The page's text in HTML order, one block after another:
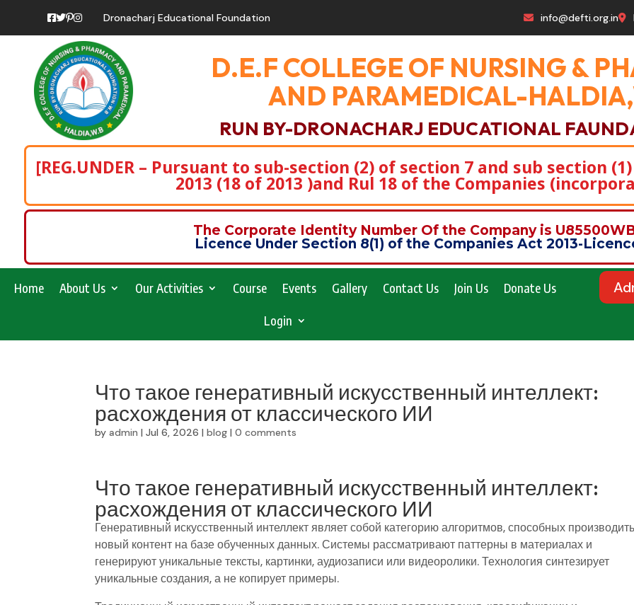
Dronacharj Educational Foundation info@defti.org.in
D.E.F COLLEGE OF NURSING &
AND PARAMEDICAL-
RUN BY-DRONACHARJ EDUCATIONAL
[REG.UNDER – Pursuant to sub-section (2) of section 7 and sub section
2013 (18 of 2013 )and Rul 18 of the Companies
The Corporate Identity Number Of the Company is
Licence Under Section 8(1) of the Companies Act 2013-
Home About Us Our Activities Course Events Gallery Contact Us Join Us Donate Us
Login
Что такое генеративный искусственный интеллект:
расхождения от классического ИИ
byadmin |Jul 6, 2026 |blog |0 comments
Что такое генеративный искусственный интеллект:
расхождения от классического ИИ
Генеративный искусственный интеллект являет собой категорию алгоритмов, способных производить
новый контент на базе обученных данных. Системы рассматривают паттерны в материалах и
генерируют уникальные тексты, картинки, аудиозаписи или видеоролики. Технология синтезирует
уникальные создания, а не копирует примеры.